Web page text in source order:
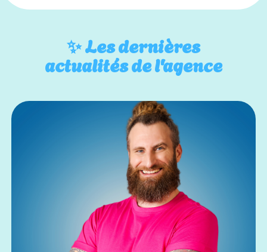
✨Les dernières
actualités de l'agence